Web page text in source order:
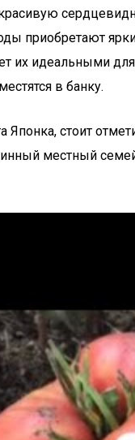
приобретают
их идеальными
в банку.
Японка, стоит
местный